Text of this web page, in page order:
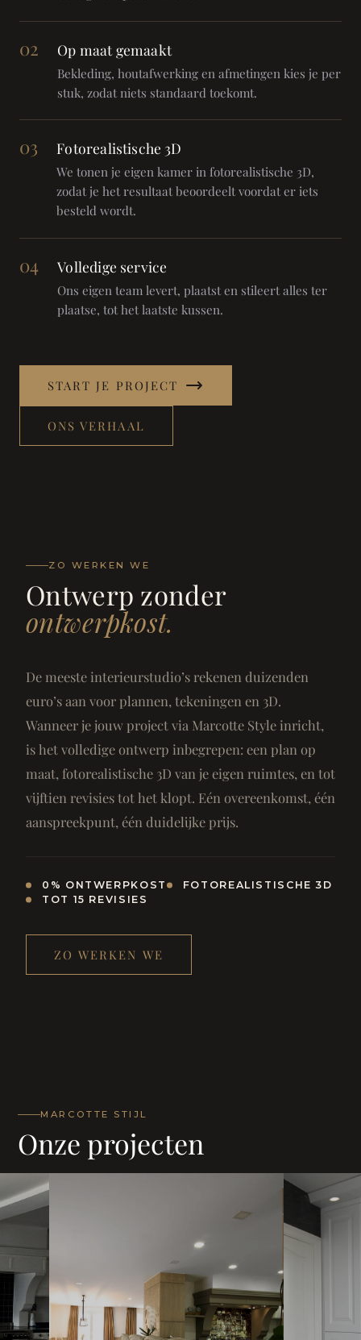
02 Op maat gemaakt
Bekleding, houtafwerking en afmetingen kies je per
stuk, zodat niets standaard toekomt.
03 Fotorealistische 3D
We tonen je eigen kamer in fotorealistische 3D,
zodat je het resultaat beoordeelt voordat er iets
besteld wordt.
04 Volledige service
Ons eigen team levert, plaatst en stileert alles ter
plaatse, tot het laatste kussen.
START JE PROJECT
ONS VERHAAL
ZO WERKEN WE
Ontwerp zonder
ontwerpkost.
De meeste interieurstudio’s rekenen duizenden
euro’s aan voor plannen, tekeningen en 3D.
Wanneer je jouw project via Marcotte Style inricht,
is het volledige ontwerp inbegrepen: een plan op
maat, fotorealistische 3D van je eigen ruimtes, en tot
vijftien revisies tot het klopt. Eén overeenkomst, één
aanspreekpunt, één duidelijke prijs.
0% ONTWERPKOST
FOTOREALISTISCHE 3D
TOT 15 REVISIES
ZO WERKEN WE
MARCOTTE STIJL
Onze projecten